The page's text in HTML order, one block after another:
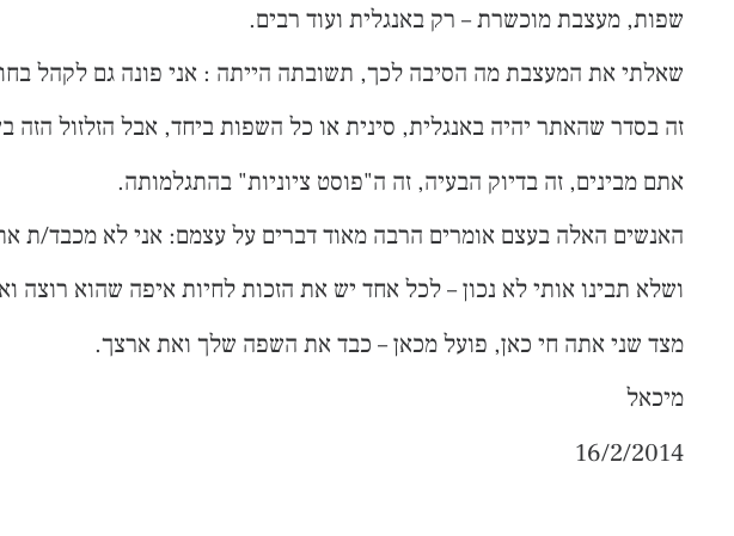
שפות, מעצבת מוכשרת – רק באנגלית ועוד רבים.
שאלתי את המעצבת מה הסיבה לכך, תשובתה הייתה : אני פונה גם לקהל
זה בסדר שהאתר יהיה באנגלית, סינית או כל השפות ביחד, אבל הזלזול
אתם מבינים, זה בדיוק הבעיה, זה ה"פוסט ציוניות" בהתגלמותה.
האנשים האלה בעצם אומרים הרבה מאוד דברים על עצמם: אני לא מכבד/ת
ושלא תבינו אותי לא נכון – לכל אחד יש את הזכות לחיות איפה שהוא
מצד שני אתה חי כאן, פועל מכאן – כבד את השפה שלך ואת ארצך.
מיכאל
16/2/2014